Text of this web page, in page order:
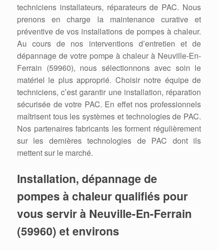
techniciens installateurs, réparateurs de PAC. Nous
prenons en charge la maintenance curative et
préventive de vos installations de pompes à chaleur.
Au cours de nos interventions d’entretien et de
dépannage de votre pompe à chaleur à Neuville-En-
Ferrain (59960), nous sélectionnons avec soin le
matériel le plus approprié. Choisir notre équipe de
techniciens, c’est garantir une installation, réparation
sécurisée de votre PAC. En effet nos professionnels
maîtrisent tous les systèmes et technologies de PAC.
Nos partenaires fabricants les forment régulièrement
sur les dernières technologies de PAC dont ils
mettent sur le marché.
Installation, dépannage de
pompes à chaleur qualifiés pour
vous servir à Neuville-En-Ferrain
(59960) et environs